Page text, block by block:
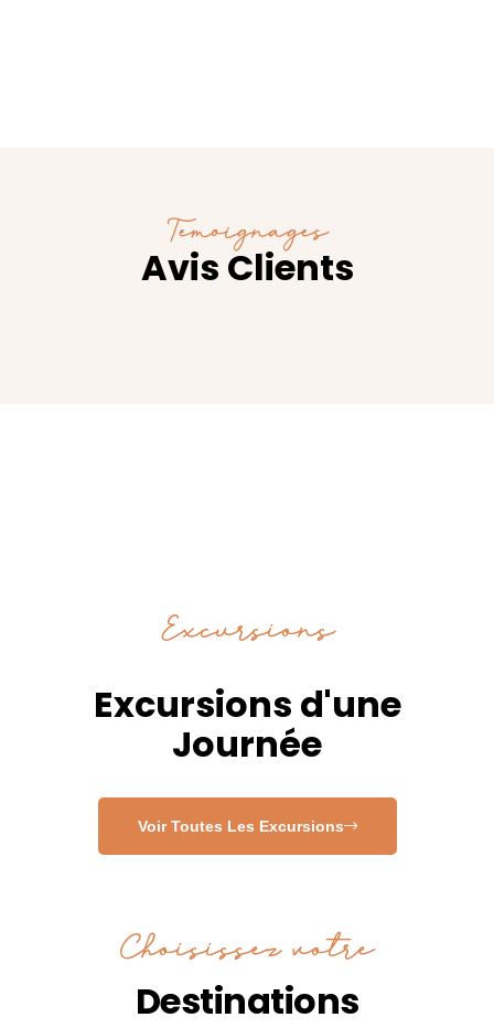
Témoignages
Avis Clients
Excursions
Excursions d'une
Journée
Voir Toutes Les Excursions
Choisissez votre
Destinations